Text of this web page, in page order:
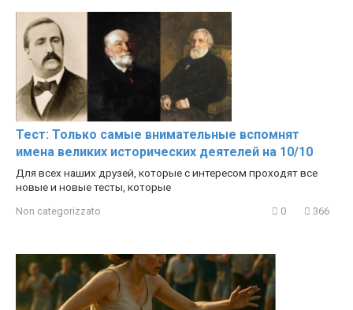
Тест: Только самые внимательные вспомнят
имена великих исторических деятелей на 10/10
Для всех наших друзей, которые с интересом проходят все
новые и новые тесты, которые
Non categorizzato 0 366